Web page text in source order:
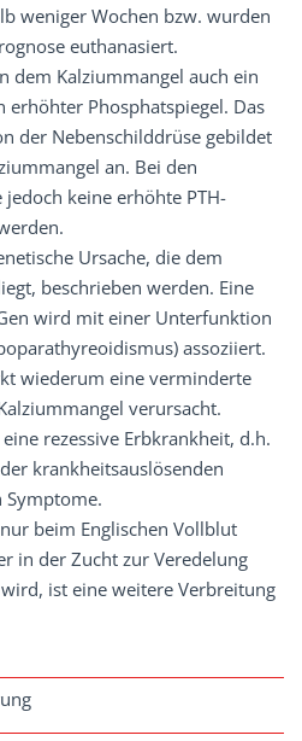
weniger Wochen bzw. wurden
euthanasiert.
dem Kalziummangel auch ein
erhöhter Phosphatspiegel. Das
der Nebenschilddrüse gebildet
an. Bei den
keine erhöhte PTH-
Ursache, die dem
beschrieben werden. Eine
wird mit einer Unterfunktion
assoziiert.
wiederum eine verminderte
verursacht.
rezessive Erbkrankheit, d.h.
krankheitsauslösenden
Symptome.
beim Englischen Vollblut
in der Zucht zur Veredelung
ist eine weitere Verbreitung